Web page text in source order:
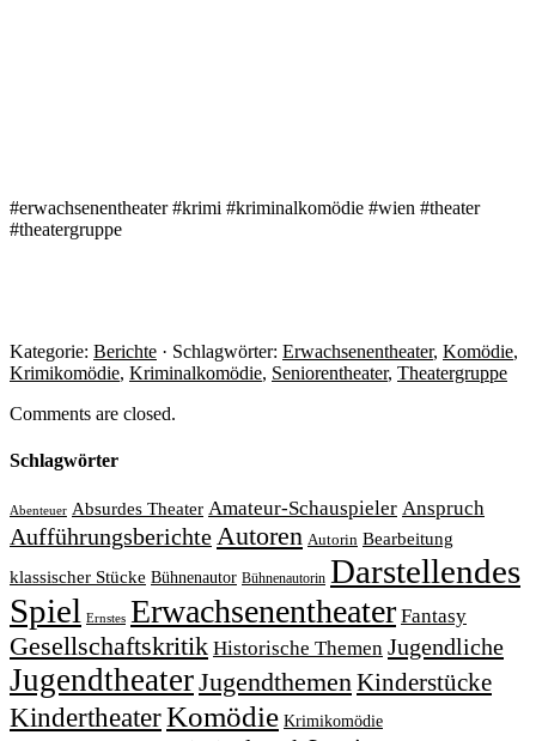
#erwachsenentheater #krimi #kriminalkomödie #wien #theater
#theatergruppe
Kategorie: Berichte · Schlagwörter: Erwachsenentheater, Komödie,
Krimikomödie, Kriminalkomödie, Seniorentheater, Theatergruppe
Comments are closed.
Schlagwörter
Abenteuer Absurdes Theater Amateur-Schauspieler Anspruch
AufführungsberichteAutoren Autorin Bearbeitung
klassischer Stücke Bühnenautor Bühnenautorin Darstellendes
Spiel Ernstes Erwachsenentheater Fantasy
Gesellschaftskritik Historische Themen Jugendliche
JugendtheaterJugendthemenKinderstücke
KindertheaterKomödie Krimikomödie